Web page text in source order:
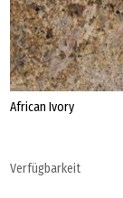
African Ivory
Verfügbarkeit